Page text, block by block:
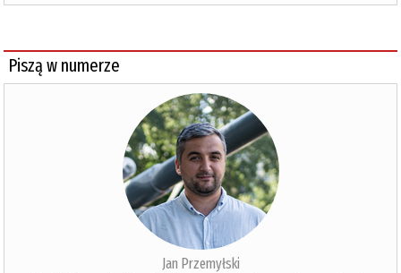
Piszą w numerze
Jan Przemyłski